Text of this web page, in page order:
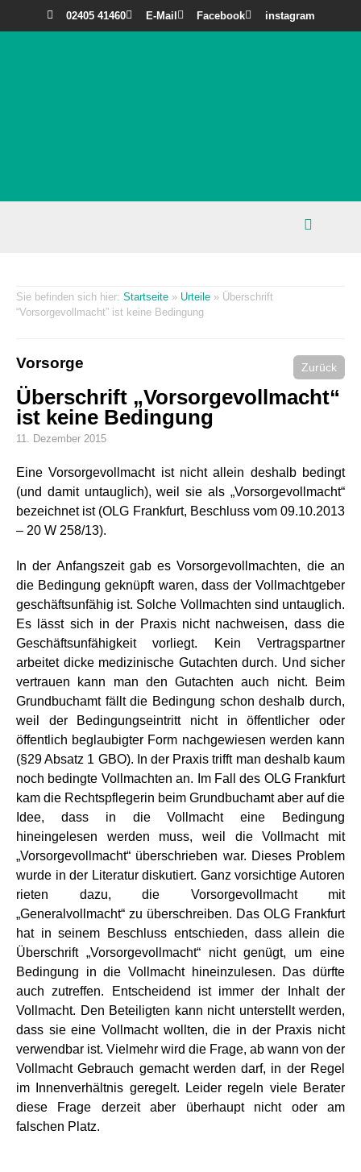
02405 41460 E-Mail Facebook instagram
Startseite » Urteile » Überschrift
“Vorsorgevollmacht” ist keine Bedingung
Vorsorge Zurück
Überschrift „Vorsorgevollmacht“
ist keine Bedingung
11. Dezember 2015
Eine Vorsorgevollmacht ist nicht allein deshalb bedingt
(und damit untauglich), weil sie als „Vorsorgevollmacht“
bezeichnet ist (OLG Frankfurt, Beschluss vom 09.10.2013
– 20 W 258/13).
In der Anfangszeit gab es Vorsorgevollmachten, die an
die Bedingung geknüpft waren, dass der Vollmachtgeber
geschäftsunfähig ist. Solche Vollmachten sind untauglich.
Es lässt sich in der Praxis nicht nachweisen, dass die
Geschäftsunfähigkeit vorliegt. Kein Vertragspartner
arbeitet dicke medizinische Gutachten durch. Und sicher
vertrauen kann man den Gutachten auch nicht. Beim
Grundbuchamt fällt die Bedingung schon deshalb durch,
weil der Bedingungseintritt nicht in öffentlicher oder
öffentlich beglaubigter Form nachgewiesen werden kann
(§29 Absatz 1 GBO). In der Praxis trifft man deshalb kaum
noch bedingte Vollmachten an. Im Fall des OLG Frankfurt
kam die Rechtspflegerin beim Grundbuchamt aber auf die
Idee, dass in die Vollmacht eine Bedingung
hineingelesen werden muss, weil die Vollmacht mit
„Vorsorgevollmacht“ überschrieben war. Dieses Problem
wurde in der Literatur diskutiert. Ganz vorsichtige Autoren
rieten dazu, die Vorsorgevollmacht mit
„Generalvollmacht“ zu überschreiben. Das OLG Frankfurt
hat in seinem Beschluss entschieden, dass allein die
Überschrift „Vorsorgevollmacht“ nicht genügt, um eine
Bedingung in die Vollmacht hineinzulesen. Das dürfte
auch zutreffen. Entscheidend ist immer der Inhalt der
Vollmacht. Den Beteiligten kann nicht unterstellt werden,
dass sie eine Vollmacht wollten, die in der Praxis nicht
verwendbar ist. Vielmehr wird die Frage, ab wann von der
Vollmacht Gebrauch gemacht werden darf, in der Regel
im Innenverhältnis geregelt. Leider regeln viele Berater
diese Frage derzeit aber überhaupt nicht oder am
falschen Platz.